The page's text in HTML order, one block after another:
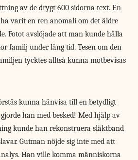
av de drygt 600 sidorna text. En
varit en ren anomali om det äldre
Fotot avslöjade att man kunde hålla
familj under lång tid. Tesen om den
tycktes alltså kunna motbevisas
kunna hänvisa till en betydligt
han med besked! Med hjälp av
kunde han rekonstruera släktband
Gutman nöjde sig inte med att
Han ville komma människorna